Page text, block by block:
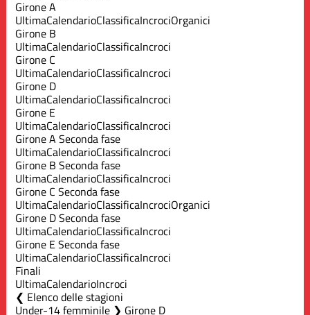
Girone A
UltimaCalendarioClassificaIncrociOrganici
Girone B
UltimaCalendarioClassificaIncroci
Girone C
UltimaCalendarioClassificaIncroci
Girone D
UltimaCalendarioClassificaIncroci
Girone E
UltimaCalendarioClassificaIncroci
Girone A Seconda fase
UltimaCalendarioClassificaIncroci
Girone B Seconda fase
UltimaCalendarioClassificaIncroci
Girone C Seconda fase
UltimaCalendarioClassificaIncrociOrganici
Girone D Seconda fase
UltimaCalendarioClassificaIncroci
Girone E Seconda fase
UltimaCalendarioClassificaIncroci
Finali
UltimaCalendarioIncroci
Elenco delle stagioni
Under-14 femminile ❯ Girone D